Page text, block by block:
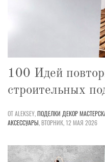
100 Идей
строительных
ОТ ALEKSEY,ПОДЕЛКИ ДЕКОР
АКСЕССУАРЫ,ВТОРНИК, 12 МАЯ 2026